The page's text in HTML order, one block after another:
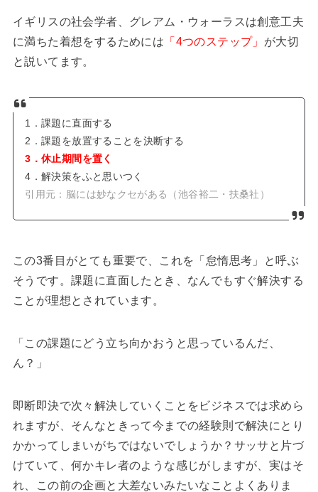
イギリスの社会学者、グレアム・ウォーラスは創意工夫
に満ちた着想をするためには 「4つのステップ」 が大切
と説いてます。
1．課題に直面する
2．課題を放置することを決断する
3．休止期間を置く
4．解決策をふと思いつく
引用元：脳には妙なクセがある（池谷裕二・扶桑社）
この3番目がとても重要で、これを「怠惰思考」と呼ぶ
そうです。課題に直面したとき、なんでもすぐ解決する
ことが理想とされています。
「この課題にどう立ち向かおうと思っているんだ、
ん？」
即断即決で次々解決していくことをビジネスでは求めら
れますが、そんなときって今までの経験則で解決にとり
かかってしまいがちではないでしょうか？サッサと片づ
けていて、何かキレ者のような感じがしますが、実はそ
れ、この前の企画と大差ないみたいなことよくありま